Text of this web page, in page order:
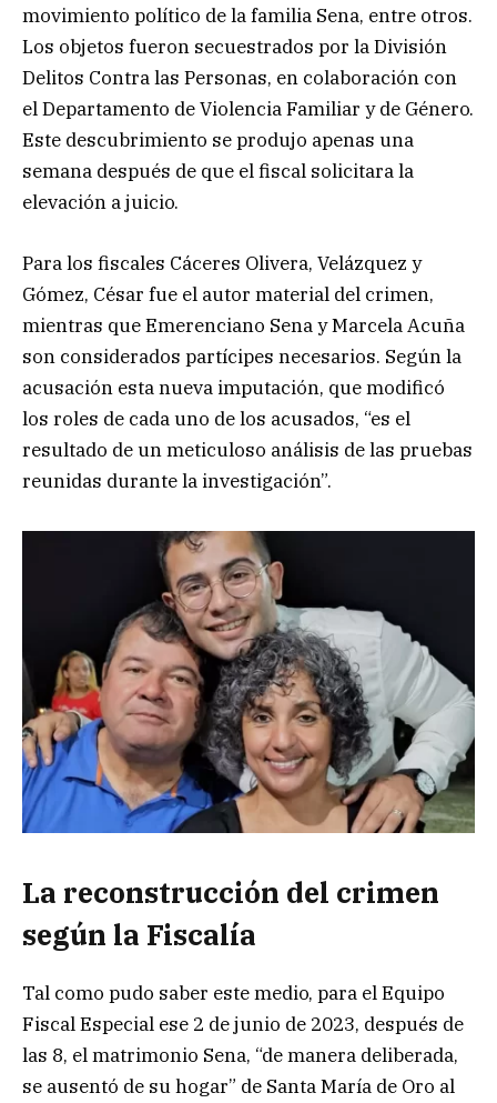
movimiento político de la familia Sena, entre otros.
Los objetos fueron secuestrados por la División
Delitos Contra las Personas, en colaboración con
el Departamento de Violencia Familiar y de Género.
Este descubrimiento se produjo apenas una
semana después de que el fiscal solicitara la
elevación a juicio.
Para los fiscales Cáceres Olivera, Velázquez y
Gómez, César fue el autor material del crimen,
mientras que Emerenciano Sena y Marcela Acuña
son considerados partícipes necesarios. Según la
acusación esta nueva imputación, que modificó
los roles de cada uno de los acusados, “es el
resultado de un meticuloso análisis de las pruebas
reunidas durante la investigación”.
La reconstrucción del crimen
según la Fiscalía
Tal como pudo saber este medio, para el Equipo
Fiscal Especial ese 2 de junio de 2023, después de
las 8, el matrimonio Sena, “de manera deliberada,
se ausentó de su hogar” de Santa María de Oro al